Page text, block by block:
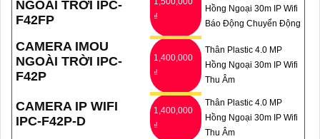
NGOÀI TRỜI IPC-
F42FP
₫
Hồng Ngoại 30m IP Wifi
Báo Động Chuyển Động
CAMERA IMOU
NGOÀI TRỜI IPC-
F42P
1,400,000
₫
Thân Plastic 4.0 MP
Hồng Ngoại 30m IP Wifi
Thu Âm
CAMERA IP WIFI
IPC-F42P-D
1,400,000
₫
Thân Plastic 4.0 MP
Hồng Ngoại 30m IP Wifi
Thu Âm